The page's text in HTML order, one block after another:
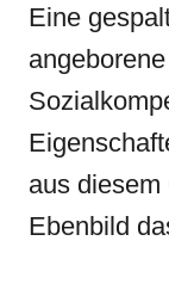
Eine
aus
Ebenbild